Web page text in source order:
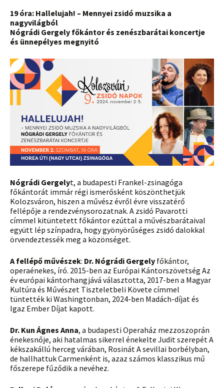
19 óra: Hallelujah! – Mennyei zsidó muzsika a
nagyvilágból
Nógrádi Gergely főkántor és zenészbarátai koncertje
és ünnepélyes megnyitó
Nógrádi Gergelyt, a budapesti Frankel-zsinagóga
főkántorát immár régi ismerősként köszönthetjük
Kolozsváron, hiszen a művész évről évre visszatérő
fellépője a rendezvénysorozatnak. A zsidó Pavarotti
címmel kitüntetett főkántor ezúttal a művészbarátaival
együtt lép színpadra, hogy gyönyörűséges zsidó dalokkal
örvendeztessék meg a közönséget.
A fellépő művészek: Dr. Nógrádi Gergely főkántor,
operaénekes, író. 2015-ben az Európai Kántorszövetség Az
év európai kántorhangjává választotta, 2017-ben a Magyar
Kultúra és Művészet Tiszteletbeli Követe címmel
tüntették ki Washingtonban, 2024-ben Madách-díjat és
Igaz Ember Díjat kapott.
Dr. Kun Ágnes Anna, a budapesti Operaház mezzoszoprán
énekesnője, aki hatalmas sikerrel énekelte Judit szerepét A
kékszakállú herceg várában, Rosinát A sevillai borbélyban,
de hallhattuk Carmenként is, azaz számos klasszikus mű
főszerepe fűződik a nevéhez.